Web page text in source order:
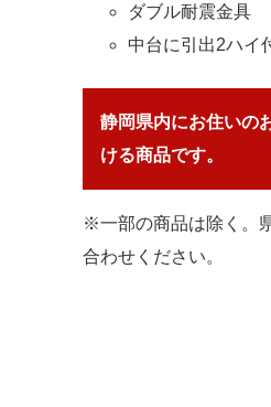
ダブル耐震金具
中台に引出2ハイ
静岡県内にお住いの
ける商品です。
※一部の商品は除く。
合わせください。